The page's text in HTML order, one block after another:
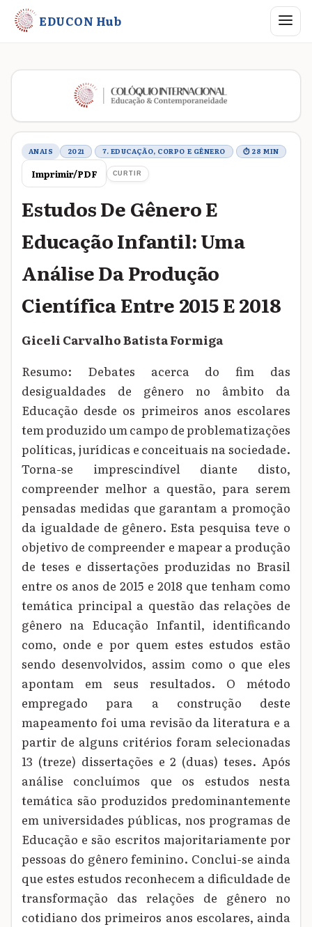
EDUCON Hub Abrir
Metadados do trabalho
ANAIS 2021 7. EDUCAÇÃO, CORPO E GÊNERO ⏱ 28 MIN
Imprimir/PDF CURTIR
Estudos De Gênero E
Educação Infantil: Uma
Análise Da Produção
Científica Entre 2015 E 2018
Giceli Carvalho Batista Formiga
Resumo: Debates acerca do fim das
desigualdades de gênero no âmbito da
Educação desde os primeiros anos escolares
tem produzido um campo de problematizações
políticas, jurídicas e conceituais na sociedade.
Torna-se imprescindível diante disto,
compreender melhor a questão, para serem
pensadas medidas que garantam a promoção
da igualdade de gênero. Esta pesquisa teve o
objetivo de compreender e mapear a produção
de teses e dissertações produzidas no Brasil
entre os anos de 2015 e 2018 que tenham como
temática principal a questão das relações de
gênero na Educação Infantil, identificando
como, onde e por quem estes estudos estão
sendo desenvolvidos, assim como o que eles
apontam em seus resultados. O método
empregado para a construção deste
mapeamento foi uma revisão da literatura e a
partir de alguns critérios foram selecionadas
13 (treze) dissertações e 2 (duas) teses. Após
análise concluímos que os estudos nesta
temática são produzidos predominantemente
em universidades públicas, nos programas de
Educação e são escritos majoritariamente por
pessoas do gênero feminino. Conclui-se ainda
que estes estudos reconhecem a dificuldade de
transformação das relações de gênero no
cotidiano dos primeiros anos escolares, ainda